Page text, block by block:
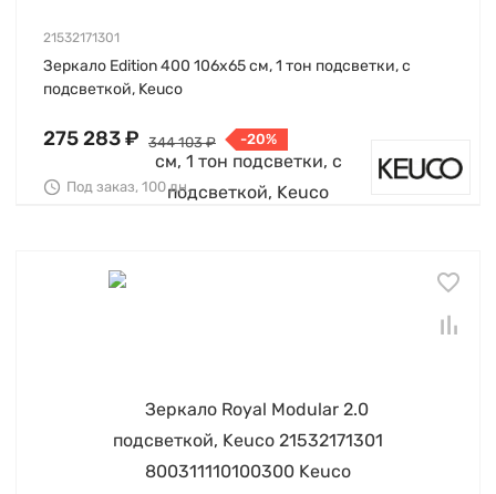
21532171301
Зеркало Edition 400 106х65 см, 1 тон подсветки, с
подсветкой, Keuco
275 283 ₽ 344 103 ₽ -20%
Под заказ, 100 дн.